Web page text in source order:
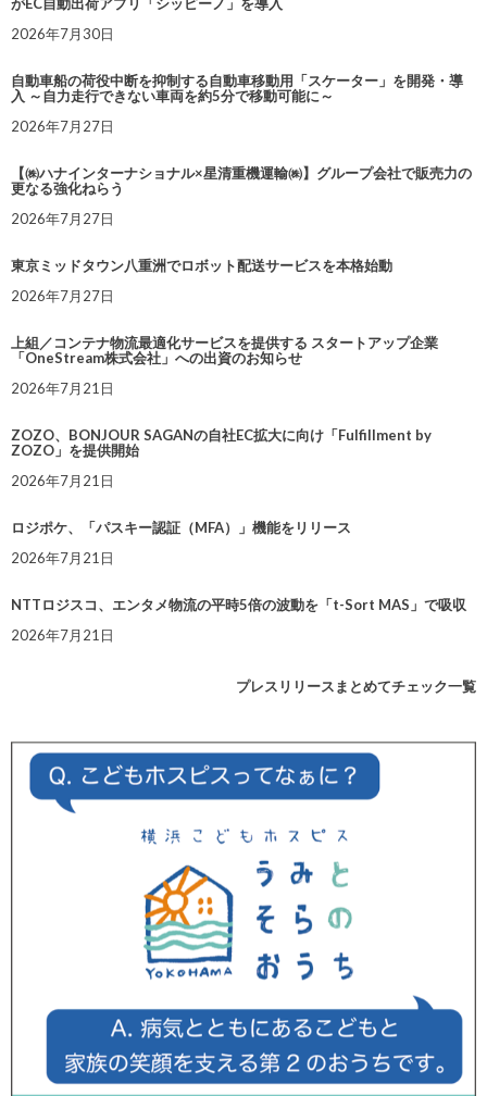
がEC自動出荷アプリ「シッピーノ」を導入
2026年7月30日
自動車船の荷役中断を抑制する自動車移動用「スケーター」を開発・導
入 ～自力走行できない車両を約5分で移動可能に～
2026年7月27日
【㈱ハナインターナショナル×星清重機運輸㈱】グループ会社で販売力の
更なる強化ねらう
2026年7月27日
東京ミッドタウン八重洲でロボット配送サービスを本格始動
2026年7月27日
上組／コンテナ物流最適化サービスを提供する スタートアップ企業
「OneStream株式会社」への出資のお知らせ
2026年7月21日
ZOZO、BONJOUR SAGANの自社EC拡大に向け「Fulfillment by
ZOZO」を提供開始
2026年7月21日
ロジポケ、「パスキー認証（MFA）」機能をリリース
2026年7月21日
NTTロジスコ、エンタメ物流の平時5倍の波動を「t-Sort MAS」で吸収
2026年7月21日
プレスリリースまとめてチェック一覧